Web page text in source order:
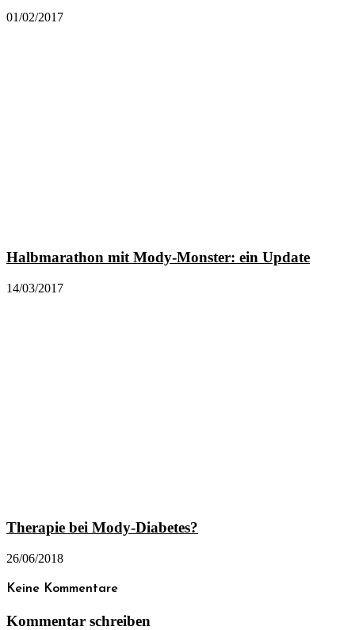
01/02/2017
Halbmarathon mit Mody-Monster: ein Update
14/03/2017
Therapie bei Mody-Diabetes?
26/06/2018
Keine Kommentare
Kommentar schreiben